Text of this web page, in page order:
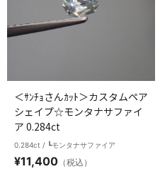
＜ｻﾝﾁｮさんｶｯﾄ＞カスタムペア
シェイプ☆モンタナサファイ
ア 0.284ct
0.284ct / ┗モンタナサファイア
¥11,400 （税込）